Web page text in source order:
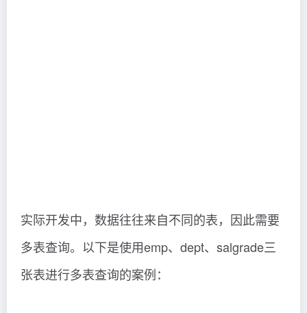
实际开发中，数据往往来自不同的表，因此需要
多表查询。以下是使用emp、dept、salgrade三
张表进行多表查询的案例：